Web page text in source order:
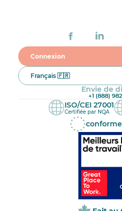
Connexion
Français 🇫🇷
Envie de
+1 (888)
ISO/CEI 27001
Certifiée par NQA